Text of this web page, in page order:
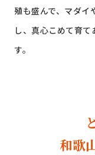
殖も盛んで、マダイ
し、真心こめて育
す。
和歌